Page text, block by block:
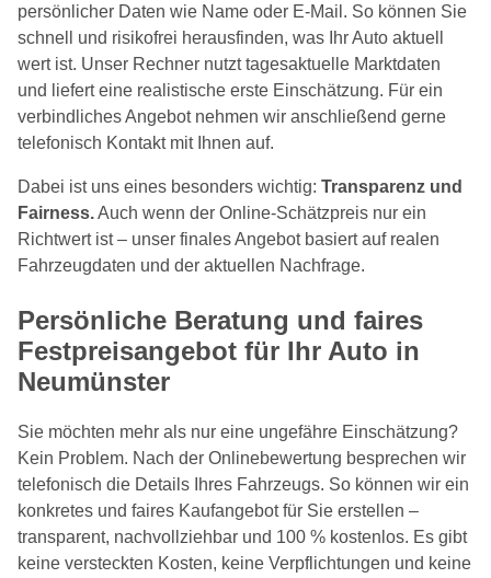
persönlicher Daten wie Name oder E-Mail. So können Sie
schnell und risikofrei herausfinden, was Ihr Auto aktuell
wert ist. Unser Rechner nutzt tagesaktuelle Marktdaten
und liefert eine realistische erste Einschätzung. Für ein
verbindliches Angebot nehmen wir anschließend gerne
telefonisch Kontakt mit Ihnen auf.
Dabei ist uns eines besonders wichtig: Transparenz und
Fairness.Auch wenn der Online-Schätzpreis nur ein
Richtwert ist – unser finales Angebot basiert auf realen
Fahrzeugdaten und der aktuellen Nachfrage.
Persönliche Beratung und faires
Festpreisangebot für Ihr Auto in
Neumünster
Sie möchten mehr als nur eine ungefähre Einschätzung?
Kein Problem. Nach der Onlinebewertung besprechen wir
telefonisch die Details Ihres Fahrzeugs. So können wir ein
konkretes und faires Kaufangebot für Sie erstellen –
transparent, nachvollziehbar und 100 % kostenlos. Es gibt
keine versteckten Kosten, keine Verpflichtungen und keine